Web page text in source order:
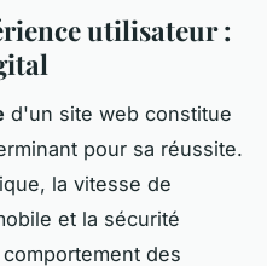
utilisateur :
d'un site web constitue
pour sa réussite.
la vitesse de
et la sécurité
des